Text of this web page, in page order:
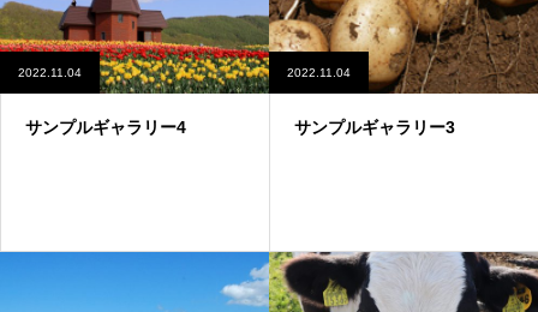
2022.11.04
サンプルギャラリー4
2022.11.04
サンプルギャラリー3